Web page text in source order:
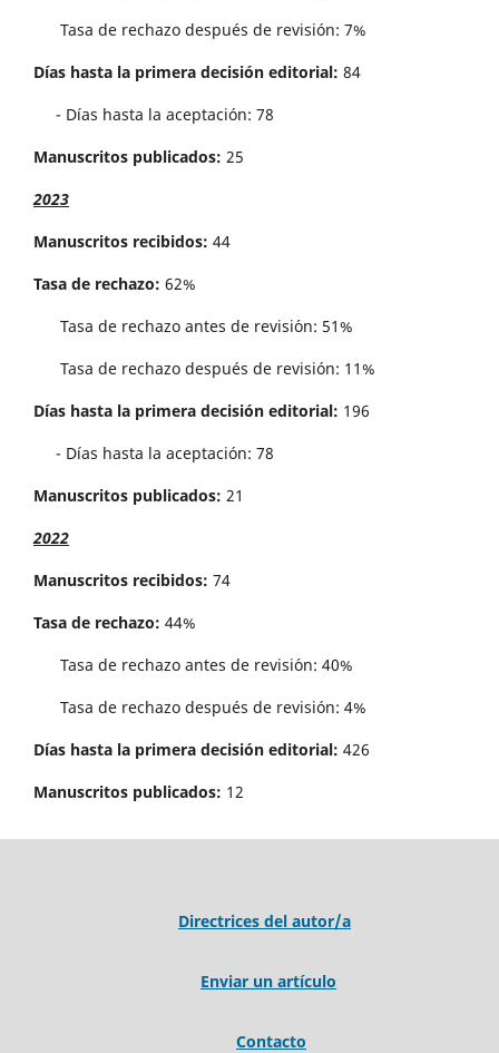
Tasa de rechazo después de revisión: 7%
Días hasta la primera decisión editorial: 84
- Días hasta la aceptación: 78
Manuscritos publicados: 25
2023
Manuscritos recibidos: 44
Tasa de rechazo: 62%
Tasa de rechazo antes de revisi´on: 51%
Tasa de rechazo después de revisión: 11%
Días hasta la primera decisión editorial: 196
- Días hasta la aceptación: 78
Manuscritos publicados: 21
2022
Manuscritos recibidos: 74
Tasa de rechazo: 44%
Tasa de rechazo antes de revisi´on: 40%
Tasa de rechazo después de revisión: 4%
Días hasta la primera decisión editorial: 426
Manuscritos publicados: 12
Directrices del autor/a
Enviar un artículo
Contacto